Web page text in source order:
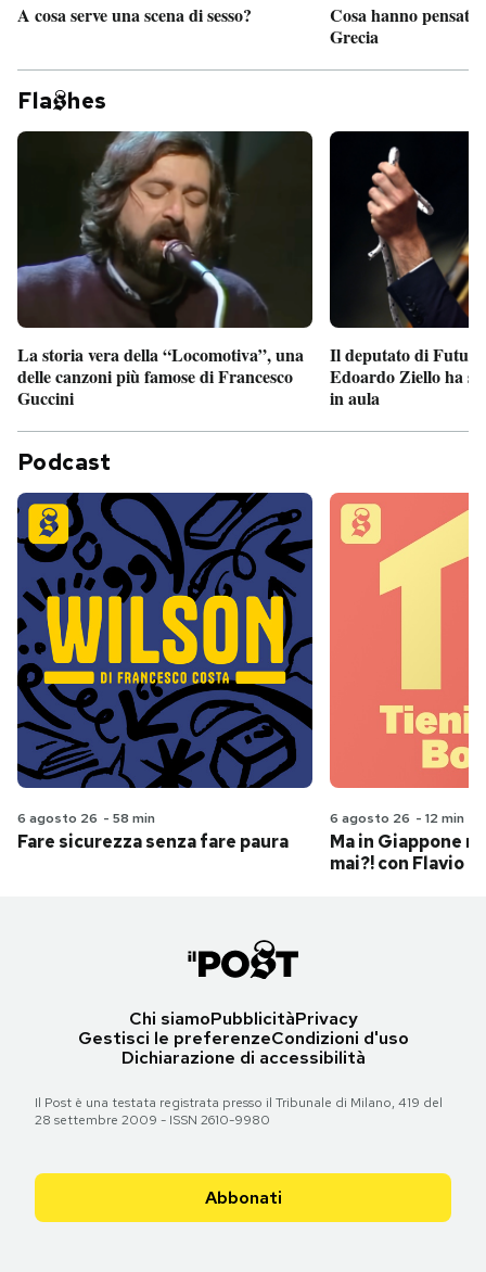
A cosa serve una scena di sesso?
Cosa hanno pensato
Grecia
Fla hes
La storia vera della “Locomotiva”, una
delle canzoni più famose di Francesco
Guccini
Il deputato di
Edoardo Ziello ha
in aula
Podcast
6 agosto 26 - 58 min
Fare sicurezza senza fare paura
6 agosto 26 - 12 min
Ma in Giappone
mai?! con Flavio
Chi siamoPubblicitàPrivacy
Gestisci le preferenzeCondizioni d'uso
Dichiarazione di accessibilità
Il Post è una testata registrata presso il Tribunale di Milano, 419 del
28 settembre 2009 - ISSN 2610-9980
Abbonati